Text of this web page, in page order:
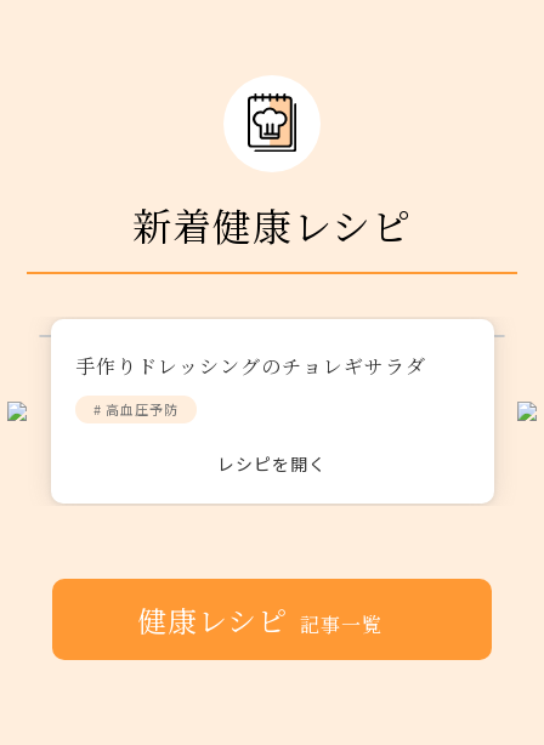
新着健康レシピ
手作りドレッシングのチョレギサラダ
# 高血圧予防
レシピを開く
健康レシピ 記事一覧